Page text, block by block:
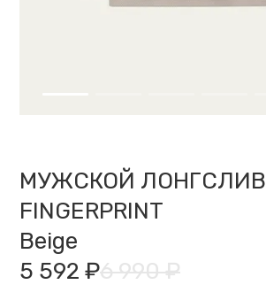
МУЖСКОЙ ЛОНГСЛИВ
FINGERPRINT
Beige
5 592 ₽6 990 ₽